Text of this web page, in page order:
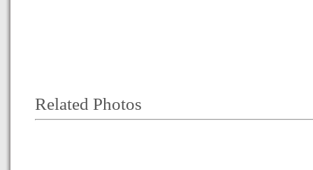
Related Photos